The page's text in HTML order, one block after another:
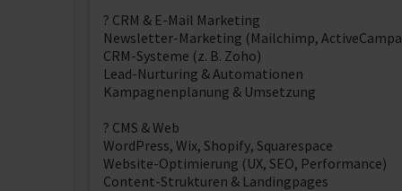
? CRM & E-Mail Marketing
Newsletter-Marketing (Mailchimp,
CRM-Systeme (z. B. Zoho)
Lead-Nurturing & Automationen
Kampagnenplanung & Umsetzung
? CMS & Web
WordPress, Wix, Shopify, Squarespace
Website-Optimierung (UX, SEO, Performance)
Content-Strukturen & Landingpages